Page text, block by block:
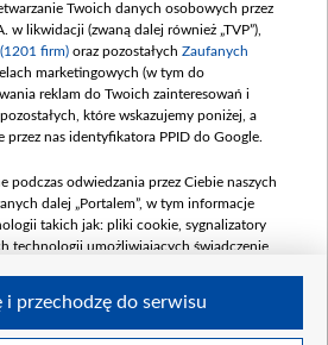
48 862 000,00 PLN
umowy: GRUDZIEŃ 2025
60,548 mln)
900 000 000,00 PLN
umowy: LUTY 2026 (wpłata
7 maja 180 mln, 8
250 000 000,00 PLN
mln
Twoich danych osobowych przez
w likwidacji (zwaną dalej również „TVP”),
firm) oraz pozostałych Zaufanych
marketingowych (w tym do
reklam do Twoich zainteresowań i
które wskazujemy poniżej, a
przez nas identyfikatora PPID do Google.
podczas odwiedzania przez Ciebie naszych
dalej „Portalem”, w tym informacje
takich jak: pliki cookie, sygnalizatory
technologii umożliwiających świadczenie
i przechodzę do serwisu